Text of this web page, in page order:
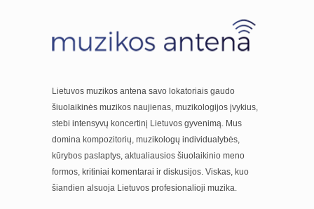
Lietuvos muzikos antena savo lokatoriais gaudo
šiuolaikinės muzikos naujienas, muzikologijos įvykius,
stebi intensyvų koncertinį Lietuvos gyvenimą. Mus
domina kompozitorių, muzikologų individualybės,
kūrybos paslaptys, aktualiausios šiuolaikinio meno
formos, kritiniai komentarai ir diskusijos. Viskas, kuo
šiandien alsuoja Lietuvos profesionalioji muzika.